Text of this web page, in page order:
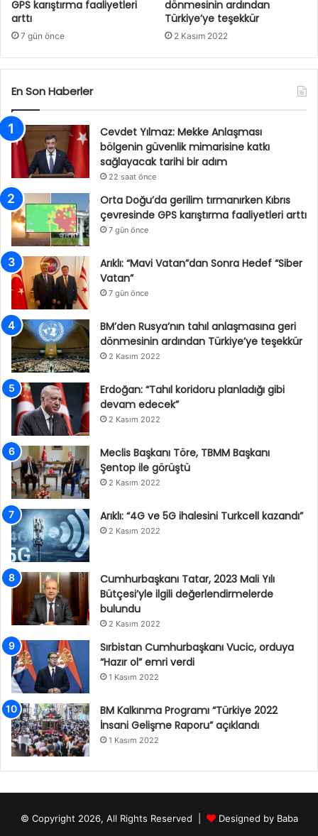
GPS karıştırma faaliyetleri
arttı
7 gün önce
dönmesinin ardından
Türkiye’ye teşekkür
2 Kasım 2022
En Son Haberler
Cevdet Yılmaz: Mekke Anlaşması
bölgenin güvenlik mimarisine katkı
sağlayacak tarihi bir adım
22 saat önce
Orta Doğu’da gerilim tırmanırken Kıbrıs
çevresinde GPS karıştırma faaliyetleri arttı
7 gün önce
Arıklı: “Mavi Vatan”dan Sonra Hedef “Siber
Vatan”
7 gün önce
BM’den Rusya’nın tahıl anlaşmasına geri
dönmesinin ardından Türkiye’ye teşekkür
2 Kasım 2022
Erdoğan: “Tahıl koridoru planladığı gibi
devam edecek”
2 Kasım 2022
Meclis Başkanı Töre, TBMM Başkanı
Şentop ile görüştü
2 Kasım 2022
Arıklı: “4G ve 5G ihalesini Turkcell kazandı”
2 Kasım 2022
Cumhurbaşkanı Tatar, 2023 Mali Yılı
Bütçesi’yle ilgili değerlendirmelerde
bulundu
2 Kasım 2022
Sırbistan Cumhurbaşkanı Vucic, orduya
“Hazır ol” emri verdi
1 Kasım 2022
BM Kalkınma Programı “Türkiye 2022
İnsani Gelişme Raporu” açıklandı
1 Kasım 2022
© Copyright 2026, All Rights Reserved | Designed by Baba